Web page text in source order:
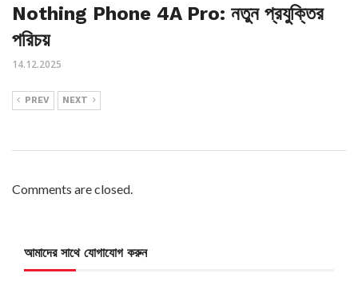
Nothing Phone 4A Pro: নতুন প্রযুক্তির
পরিচয়
14.12.2025
PREV NEXT
Comments are closed.
আমাদের সাথে যোগাযোগ করুন